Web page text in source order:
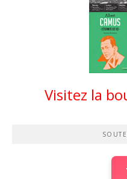
Visitez la